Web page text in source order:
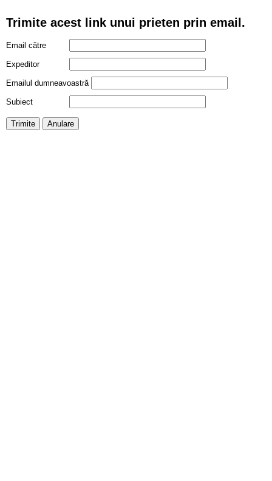
Trimite acest link unui prieten prin email.
Email către
Expeditor
Emailul dumneavoastră
Subiect
Trimite Anulare